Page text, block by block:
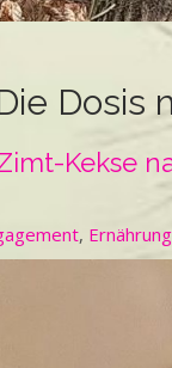
Dosis
Kekse
, Ernährung